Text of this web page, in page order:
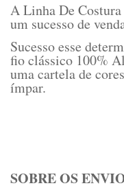
A Linha De
um sucesso de
Sucesso esse
fio clássico 100%
uma cartela de
ímpar.
SOBRE OS